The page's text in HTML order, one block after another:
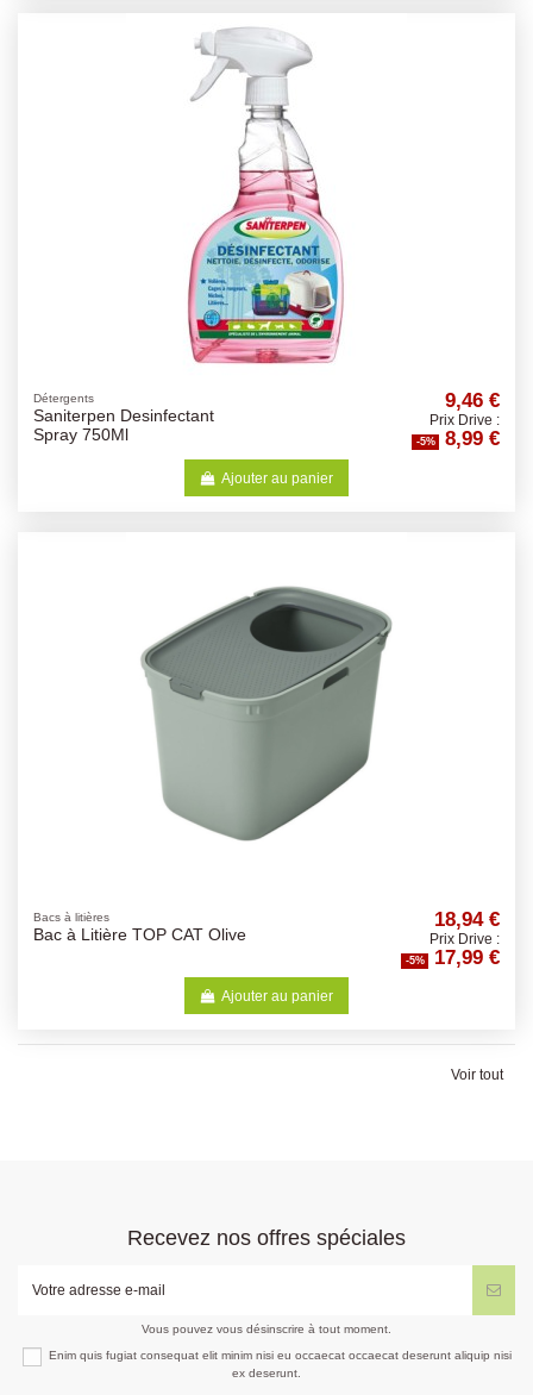
Détergents
Saniterpen Desinfectant
Spray 750Ml
9,46 €
Prix Drive :
-5% 8,99 €
Ajouter au panier
Bacs à litières
Bac à Litière TOP CAT Olive
18,94 €
Prix Drive :
-5% 17,99 €
Ajouter au panier
Voir tout
Recevez nos offres spéciales
Vous pouvez vous désinscrire à tout moment.
Enim quis fugiat consequat elit minim nisi eu occaecat occaecat deserunt aliquip nisi
ex deserunt.